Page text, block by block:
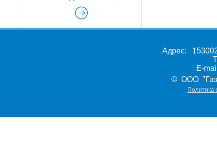
Адрес:
E-
© ООО
Политика